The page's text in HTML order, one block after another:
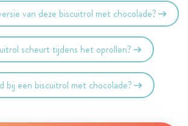
van deze biscuitrol met chocolade?
scheurt tijdens het oprollen?
bij een biscuitrol met chocolade?